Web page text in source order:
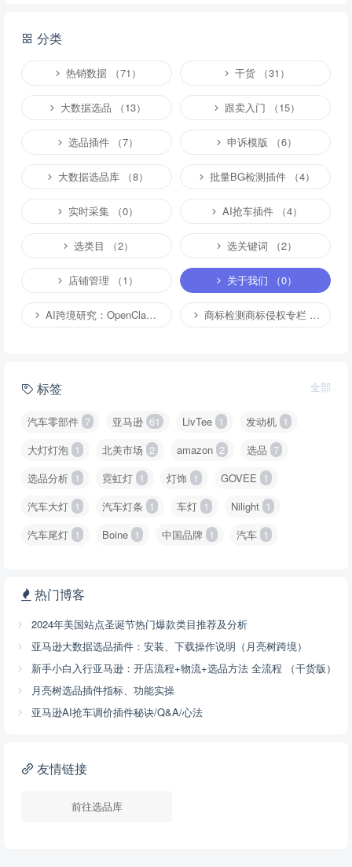
分类
热销数据 （71） 干货 （31）
大数据选品 （13） 跟卖入门 （15）
选品插件 （7） 申诉模版 （6）
大数据选品库 （8） 批量BG检测插件 （4）
实时采集 （0） AI抢车插件 （4）
选类目 （2） 选关键词 （2）
店铺管理 （1） 关于我们 （0）
AI跨境研究：OpenClaw小龙虾等应用 （2） 商标检测商标侵权专栏 （1）
标签 全部
汽车零部件 7 亚马逊 61 LivTee 1 发动机 1
大灯灯泡 1 北美市场 2 amazon 2 选品 7
选品分析 1 霓虹灯 1 灯饰 1 GOVEE 1
汽车大灯 1 汽车灯条 1 车灯 1 Nilight 1
汽车尾灯 1 Boine 1 中国品牌 1 汽车 1
热门博客
2024年美国站点圣诞节热门爆款类目推荐及分析
亚马逊大数据选品插件：安装、下载操作说明（月亮树跨境）
新手小白入行亚马逊：开店流程+物流+选品方法 全流程 （干货版）
月亮树选品插件指标、功能实操
亚马逊AI抢车调价插件秘诀/Q&A/心法
友情链接
前往选品库